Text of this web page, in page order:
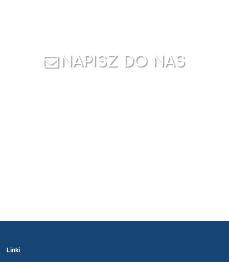
NAPISZ DO NAS
Linki